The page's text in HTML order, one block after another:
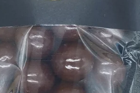
KEŠU EXTRA JUMBO RAW 1KG
€19,40
Pôvodne: €21